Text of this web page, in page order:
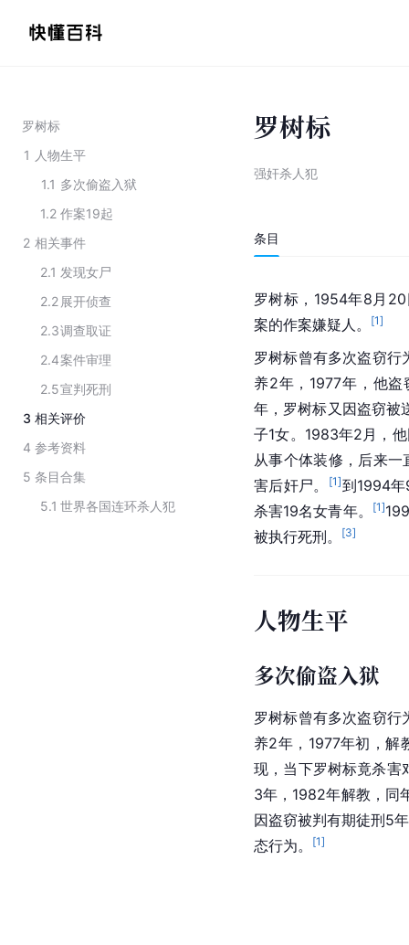
罗树标
1 人物生平
1.1 多次偷盗入狱
1.2 作案19起
2 相关事件
2.1 发现女尸
2.2 展开侦查
2.3调查取证
2.4案件审理
2.5宣判死刑
3 相关评价
4 参考资料
5 条目合集
5.1 世界各国连环杀人犯
罗树标
强奸杀人犯
条目
罗树标，1954年8月
案的作案嫌疑人。
[1]
罗树标曾有多次盗窃行
养2年，1977年，他
年，罗树标又因盗窃被
子1女。1983年2月，
从事个体装修，后来
害后奸尸。
[1]到1994
杀害19名女青年。
[1]
被执行死刑。
[3]
人物生平
多次偷盗入狱
罗树标曾有多次盗窃行
养2年，1977年初，解
现，当下罗树标竟杀害
3年，1982年解教，同
因盗窃被判有期徒刑5
态行为。
[1]